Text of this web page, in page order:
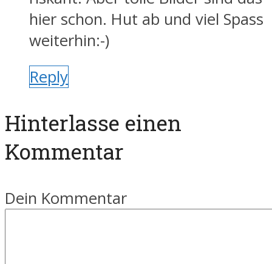
hier schon. Hut ab und viel Spass
weiterhin:-)
Reply
Hinterlasse einen
Kommentar
Dein Kommentar